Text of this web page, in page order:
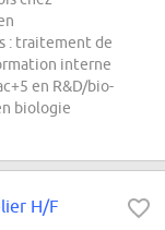
: traitement de
interne
en R&D/bio-
biologie
H/F